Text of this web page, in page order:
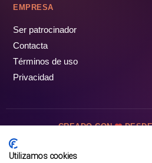
EMPRESA
Ser patrocinador
Contacta
Términos de uso
Privacidad
CREADO CON
Utilizamos cookies